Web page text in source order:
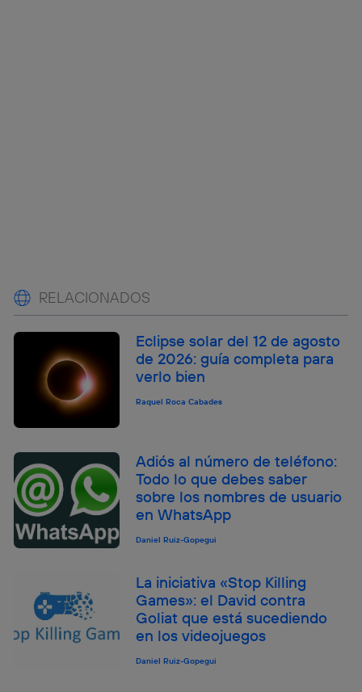
RELACIONADOS
Eclipse solar del 12 de agosto
de 2026: guía completa para
verlo bien
Raquel Roca Cabades
Adiós al número de teléfono:
Todo lo que debes saber
sobre los nombres de usuario
en WhatsApp
Daniel Ruiz-Gopegui
La iniciativa «Stop Killing
Games»: el David contra
Goliat que está sucediendo
en los videojuegos
Daniel Ruiz-Gopegui